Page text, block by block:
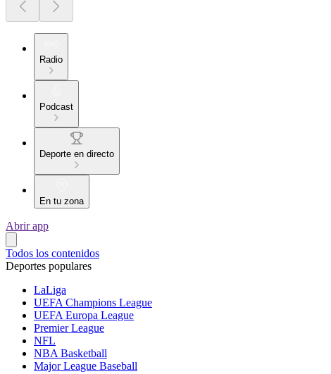
Radio
Podcast
Deporte en directo
En tu zona
Abrir app
Todos los contenidos
Deportes populares
LaLiga
UEFA Champions League
UEFA Europa League
Premier League
NFL
NBA Basketball
Major League Baseball